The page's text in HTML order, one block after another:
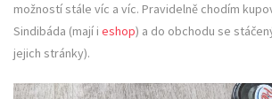
možností stále víc a víc. Pravidelně chodím
Sindibáda (mají i eshop) a do obchodu se
jejich stránky).